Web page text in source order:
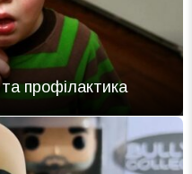
профілактика